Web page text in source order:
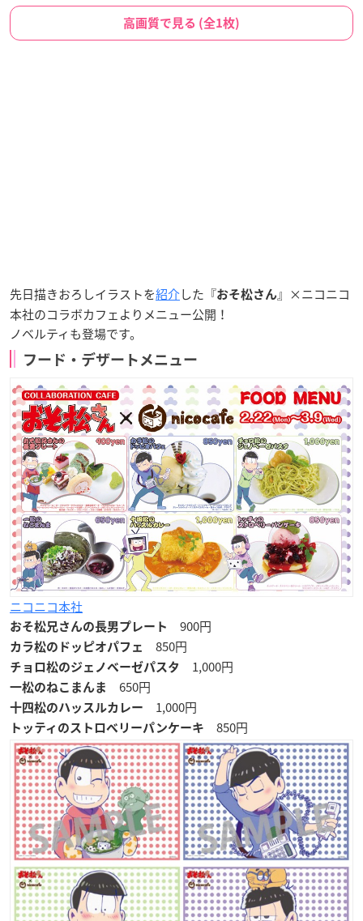
高画質で見る (全1枚)
先日描きおろしイラストを紹介した『おそ松さん』×ニコニコ
本社のコラボカフェよりメニュー公開！
ノベルティも登場です。
フード・デザートメニュー
ニコニコ本社
おそ松兄さんの長男プレート 900円
カラ松のドッピオパフェ 850円
チョロ松のジェノベーゼパスタ 1,000円
一松のねこまんま 650円
十四松のハッスルカレー 1,000円
トッティのストロベリーパンケーキ 850円